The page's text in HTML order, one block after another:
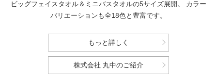
ビッグフェイスタオル＆ミニバスタオルの5サイズ展開。
カラー
バリエーションも全18色と豊富です。
もっと詳しく
株式会社 丸中のご紹介